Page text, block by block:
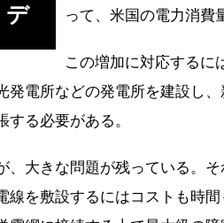
デ って、米国の電力消費
この増加に対応するに
発電所などの発電所を建設し
する必要がある。
、大きな問題が残っている。
線を敷設するにはコストも時